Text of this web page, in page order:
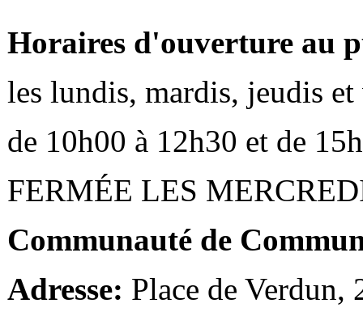
Horaires d'ouverture au
les lundis, mardis, jeudis et
de 10h00 à 12h30 et de
FERMÉE LES
Communauté de
Adresse: Place de Verdun,